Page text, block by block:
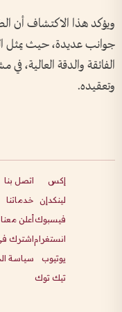
ويؤكد هذا الاكتشاف أن
جوانب عديدة، حيث يمثل
الفائقة والدقة العالية،
وتعقيده.
إكس
لينكدإن
فيسبوك
انستغرام
يوتيوب
تيك توك
اتصل بنا
خدماتنا
أعلن معنا
اشترك
سياسة